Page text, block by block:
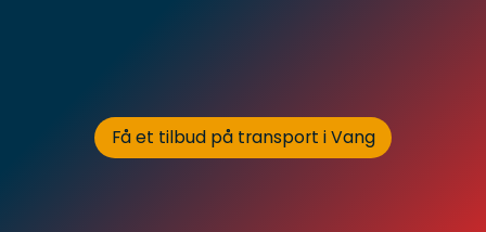
Få et tilbud på transport i Vang